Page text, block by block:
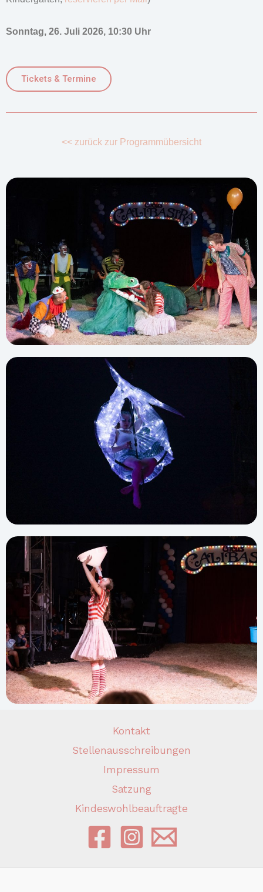
Sonntag, 26. Juli 2026, 10:30 Uhr
Tickets & Termine
<< zurück zur Programmübersicht
Kontakt
Stellenausschreibungen
Impressum
Satzung
Kindeswohlbeauftragte